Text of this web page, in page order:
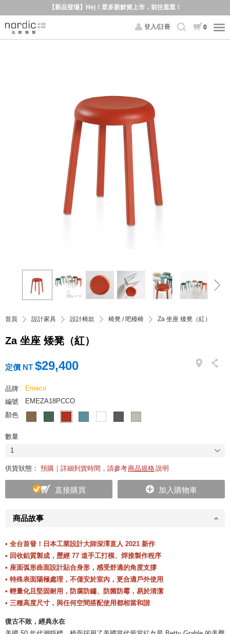
【新品登場】Hej！眾多新鮮貨上市，前往逛逛！
登入/註冊 0
首頁 設計家具 設計椅款 椅凳 / 吧檯椅 Za 坐座 矮凳（紅）
Za 坐座 矮凳（紅）
商品故事
• 全台首發！日本工業設計大師深澤直人 2021 新作
• 回收鋁質製成，歷經 77 道手工打模、焊接製作程序
• 座面弧形曲面設計貼合身形，感受舒適的角度支撐
• 特殊表面陽極處理，不僅安於室內，更合適戶外使用
• 輕量化且堅固耐用，防腐防鏽、防菌防霉，易於清潔
• 三種高度尺寸，與任何空間搭配使用都相當和諧
復古不敗，經典永在
定價 NT $29,400
品牌
Emeco
編號
EMEZA18PCCO
顏色
數量
1
供貨狀態： 預購｜詳細到貨時間，請參考商品規格說明
直接購買 加入購物車